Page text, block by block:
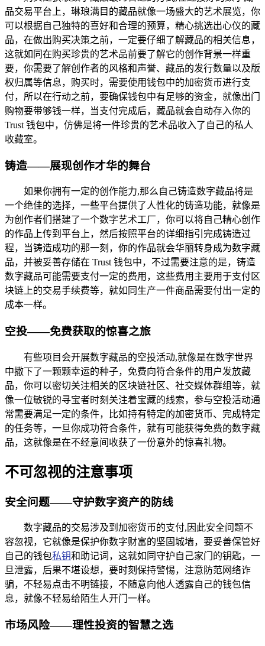
品交易平台上，琳琅满目的藏品就像一场盛大的艺术展览，你
可以根据自己独特的喜好和合理的预算，精心挑选出心仪的藏
品，在做出购买决策之前，一定要仔细了解藏品的相关信息，
这就如同在购买珍贵的艺术品前要了解它的创作背景一样重
要，你需要了解创作者的风格和声誉、藏品的发行数量以及版
权归属等信息，购买时，需要使用钱包中的加密货币进行支
付，所以在行动之前，要确保钱包中有足够的资金，就像出门
购物要带够钱一样，当支付完成后，藏品就会自动存入你的
Trust 钱包中，仿佛是将一件珍贵的艺术品收入了自己的私人
收藏室。
铸造——展现创作才华的舞台
如果你拥有一定的创作能力,那么自己铸造数字藏品将是
一个绝佳的选择，一些平台提供了人性化的铸造功能，就像是
为创作者们搭建了一个数字艺术工厂，你可以将自己精心创作
的作品上传到平台上，然后按照平台的详细指引完成铸造过
程，当铸造成功的那一刻，你的作品就会华丽转身成为数字藏
品，并被妥善存储在 Trust 钱包中，不过需要注意的是，铸造
数字藏品可能需要支付一定的费用，这些费用主要用于支付区
块链上的交易手续费等，就如同生产一件商品需要付出一定的
成本一样。
空投——免费获取的惊喜之旅
有些项目会开展数字藏品的空投活动,就像是在数字世界
中撒下了一颗颗幸运的种子，免费向符合条件的用户发放藏
品，你可以密切关注相关的区块链社区、社交媒体群组等，就
像一位敏锐的寻宝者时刻关注着宝藏的线索，参与空投活动通
常需要满足一定的条件，比如持有特定的加密货币、完成特定
的任务等，一旦你成功符合条件，就有可能获得免费的数字藏
品，这就像是在不经意间收获了一份意外的惊喜礼物。
不可忽视的注意事项
安全问题——守护数字资产的防线
数字藏品的交易涉及到加密货币的支付,因此安全问题不
容忽视，它就像是保护你数字财富的坚固城墙，要妥善保管好
自己的钱包私钥和助记词，这就如同守护自己家门的钥匙，一
旦泄露，后果不堪设想，要时刻保持警惕，注意防范网络诈
骗，不轻易点击不明链接，不随意向他人透露自己的钱包信
息，就像不轻易给陌生人开门一样。
市场风险——理性投资的智慧之选